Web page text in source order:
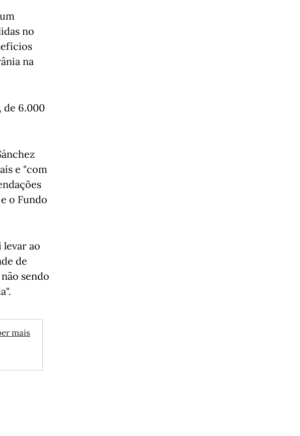
no
na
de 6.000
e "com
o Fundo
ao
de
sendo
mais